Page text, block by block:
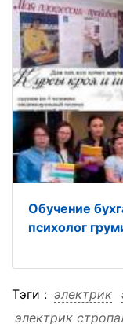
Обучение
психолог
Тэги : электрик
электрик